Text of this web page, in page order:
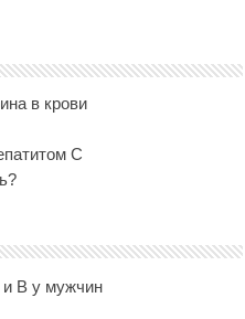
в крови
С
и B у мужчин